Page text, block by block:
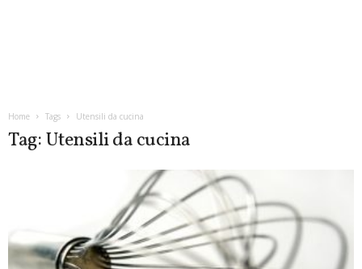
Home Tags Utensili da cucina
Tag: Utensili da cucina